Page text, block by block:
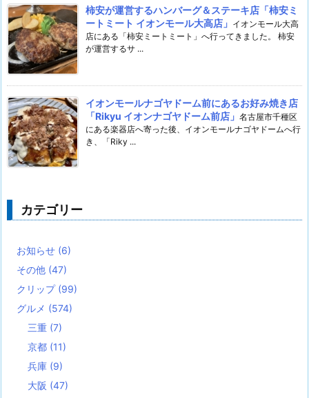
柿安が運営するハンバーグ＆ステーキ店「柿安ミ
ートミート イオンモール大高店」 イオンモール大高
店にある「柿安ミートミート」へ行ってきました。 柿安
が運営するサ ...
イオンモールナゴヤドーム前にあるお好み焼き店
「Rikyu イオンナゴヤドーム前店」 名古屋市千種区
にある楽器店へ寄った後、イオンモールナゴヤドームへ行
き、「Riky ...
カテゴリー
お知らせ (6)
その他 (47)
クリップ (99)
グルメ (574)
三重 (7)
京都 (11)
兵庫 (9)
大阪 (47)